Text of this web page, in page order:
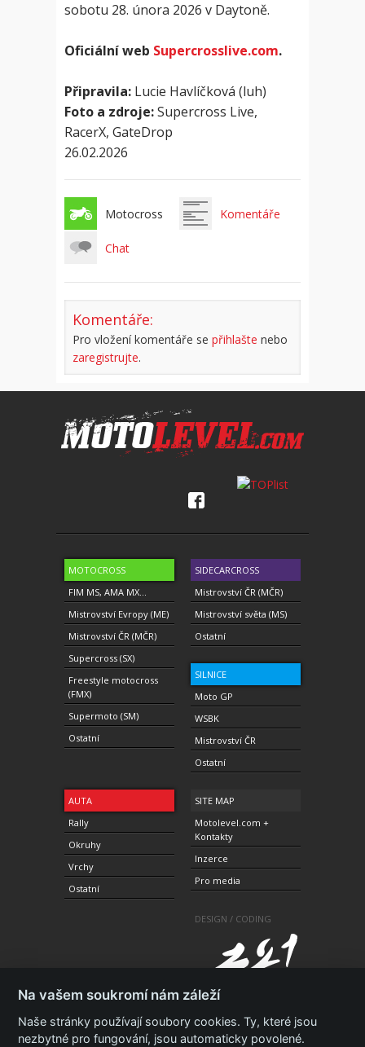
sobotu 28. února 2026 v Daytoně.
Oficiální web Supercrosslive.com.
Připravila: Lucie Havlíčková (luh)
Foto a zdroje:Supercross Live,
RacerX, GateDrop
26.02.2026
Motocross Komentáře
Chat
Komentáře:
Pro vložení komentáře se přihlašte nebo
zaregistrujte.
MOTOCROSS
FIM MS, AMA MX...
Mistrovství Evropy (ME)
Mistrovství ČR (MČR)
Supercross (SX)
Freestyle motocross
(FMX)
Supermoto (SM)
Ostatní
SIDECARCROSS
Mistrovství ČR (MČR)
Mistrovství světa (MS)
Ostatní
SILNICE
Moto GP
WSBK
Mistrovství ČR
Ostatní
AUTA
Rally
Okruhy
Vrchy
Ostatní
SITE MAP
Motolevel.com +
Kontakty
Inzerce
Pro media
DESIGN / CODING
Na vašem soukromí nám záleží
Naše stránky používají soubory cookies. Ty, které jsou
nezbytné pro fungování, jsou automaticky povolené.